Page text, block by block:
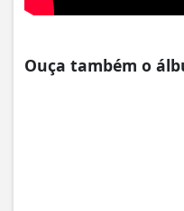
Ouça também o